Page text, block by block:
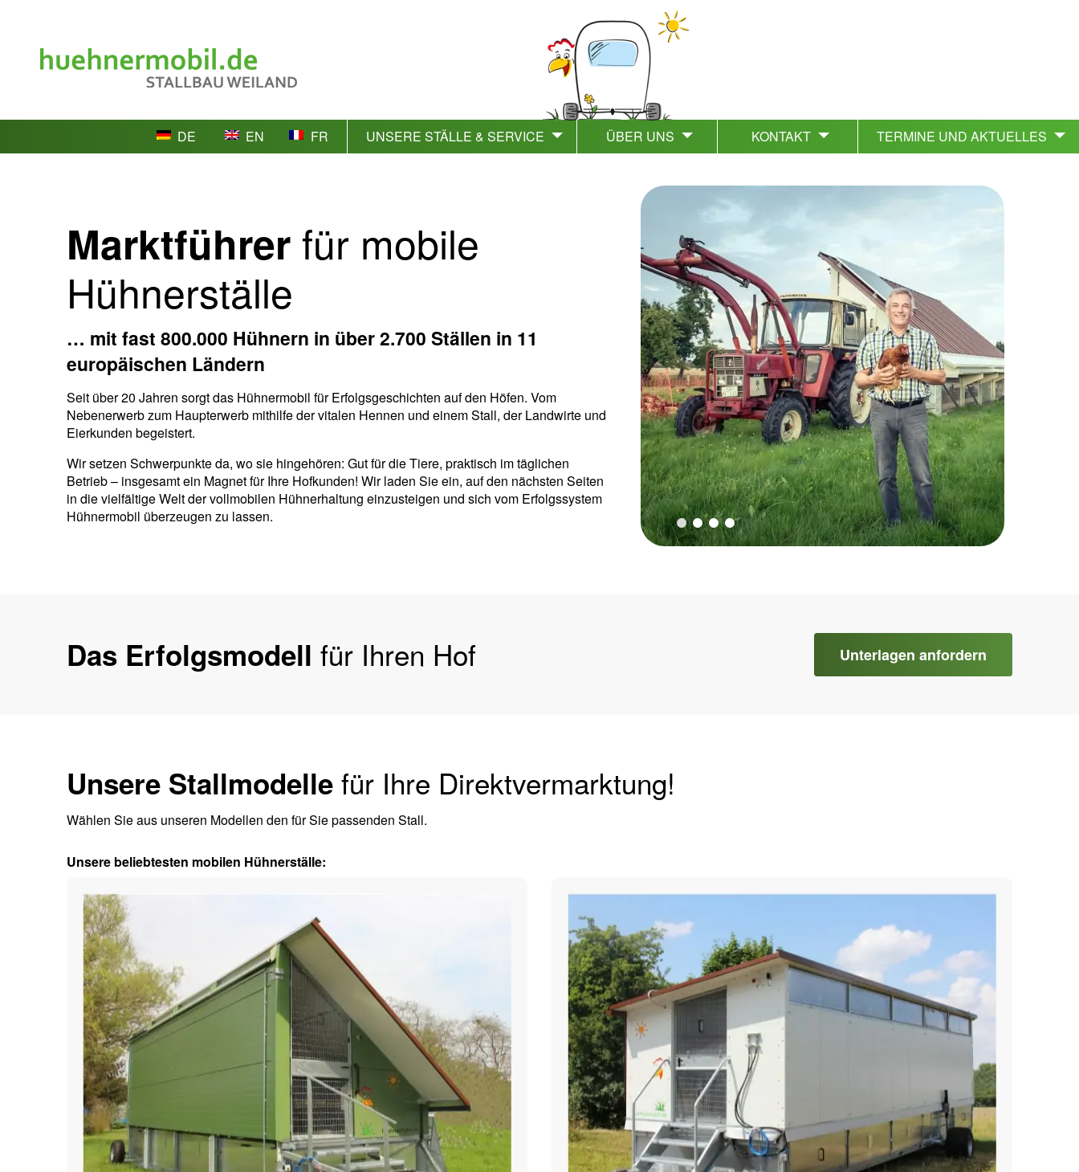
DE EN FR UNSERE STÄLLE & SERVICE ÜBER UNS KONTAKT TERMINE UND AKTUELLES
Marktführerfür mobile
Hühnerställe
… mit fast 800.000 Hühnern in über 2.700 Ställen in 11
europäischen Ländern
Seit über 20 Jahren sorgt das Hühnermobil für Erfolgsgeschichten auf den Höfen. Vom
Nebenerwerb zum Haupterwerb mithilfe der vitalen Hennen und einem Stall, der Landwirte und
Eierkunden begeistert.
Wir setzen Schwerpunkte da, wo sie hingehören: Gut für die Tiere, praktisch im täglichen
Betrieb – insgesamt ein Magnet für Ihre Hofkunden! Wir laden Sie ein, auf den nächsten Seiten
in die vielfältige Welt der vollmobilen Hühnerhaltung einzusteigen und sich vom Erfolgssystem
Hühnermobil überzeugen zu lassen.
Das Erfolgsmodell für Ihren Hof Unterlagen anfordern
Unsere Stallmodelle für Ihre Direktvermarktung!
Wählen Sie aus unseren Modellen den für Sie passenden Stall.
Unsere beliebtesten mobilen Hühnerställe: